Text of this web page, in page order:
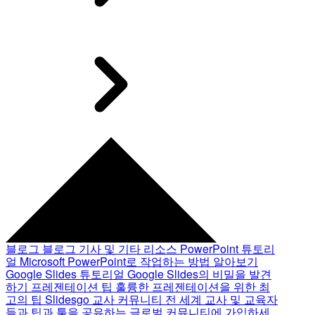
블로그 블로그 기사 및 기타 리소스 PowerPoint 튜토리
얼 Microsoft PowerPoint로 작업하는 방법 알아보기
Google Slides 튜토리얼 Google Slides의 비밀을 발견
하기 프레젠테이션 팁 훌륭한 프레젠테이션을 위한 최
고의 팁 Slidesgo 교사 커뮤니티 전 세계 교사 및 교육자